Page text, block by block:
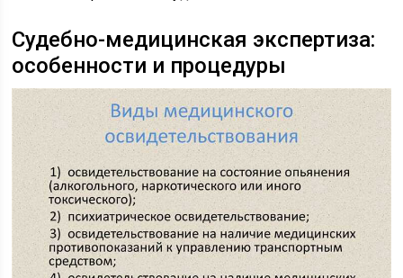
Судебно-медицинская экспертиза:
особенности и процедуры